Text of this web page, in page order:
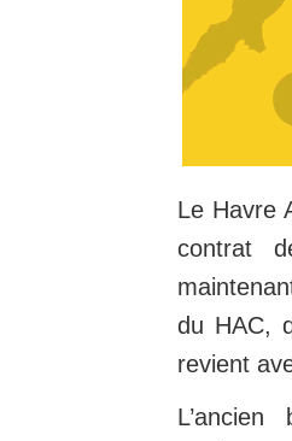
Le Havre
contrat
du HAC,
revient